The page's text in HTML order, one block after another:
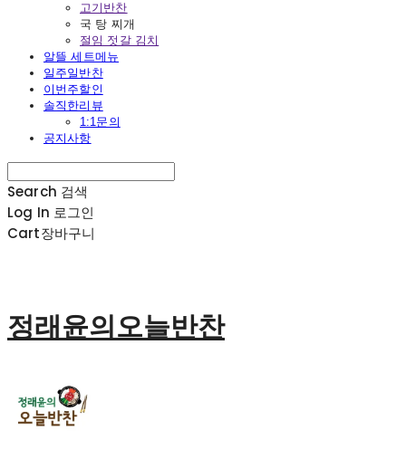
고기반찬
국 탕 찌개
절임 젓갈 김치
알뜰 세트메뉴
일주일반찬
이번주할인
솔직한리뷰
1:1문의
공지사항
Search 검색
Log In 로그인
Cart장바구니
정래윤의오늘반찬